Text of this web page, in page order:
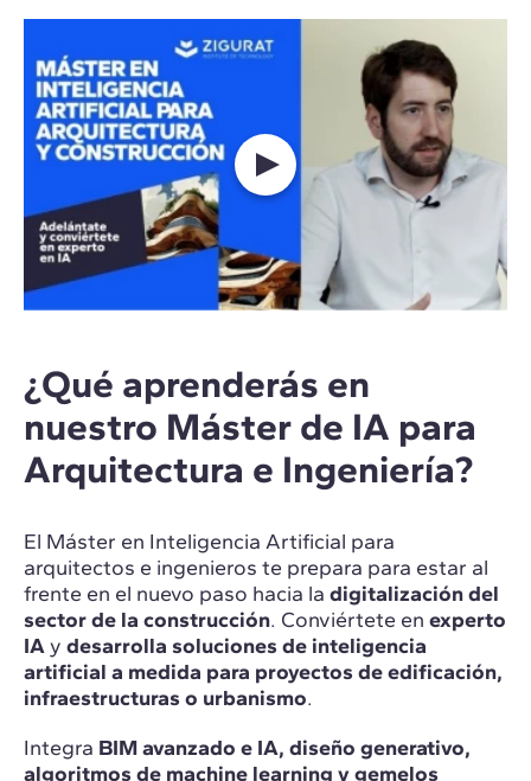
¿Qué aprenderás en
nuestro Máster de IA para
Arquitectura e Ingeniería?
El Máster en Inteligencia Artificial para
arquitectos e ingenieros te prepara para estar al
frente en el nuevo paso hacia la digitalización del
sector de la construcción. Conviértete en experto
IAy desarrolla soluciones de inteligencia
artificial a medida para proyectos de edificación,
infraestructuras o urbanismo.
Integra BIM avanzado e IA, diseño generativo,
algoritmos de machine learning y gemelos